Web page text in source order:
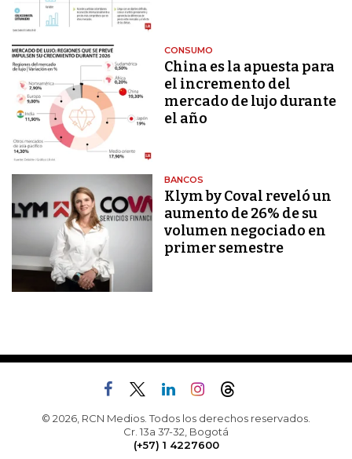
CONSUMO
China es la apuesta para
el incremento del
mercado de lujo durante
el año
BANCOS
Klym by Coval reveló un
aumento de 26% de su
volumen negociado en
primer semestre
© 2026, RCN Medios. Todos los derechos reservados.
Cr. 13a 37-32, Bogotá
(+57) 1 4227600